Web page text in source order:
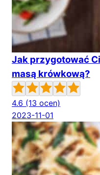
Jak przygotować
masą krówkową?
4.6 (13 ocen)
2023-11-01